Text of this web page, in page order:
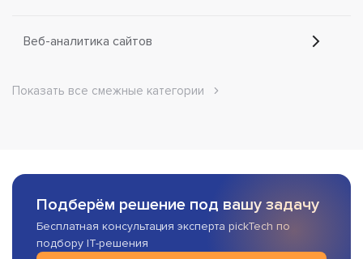
Веб-аналитика сайтов
Показать все смежные категории
Подберём решение под вашу задачу
Бесплатная консультация эксперта pickTech по
подбору IT-решения